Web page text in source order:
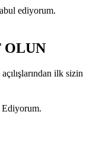
ediyorum.
OLUN
ilk sizin